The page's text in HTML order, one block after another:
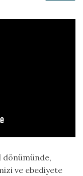
dönümünde,
ve ebediyete